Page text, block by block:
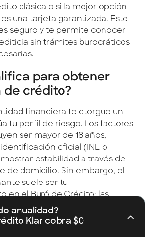
clásica o si la mejor opción
una tarjeta garantizada. Este
seguro y te permite conocer
sin trámites burocráticos
para obtener
de crédito?
financiera te otorgue un
tu perfil de riesgo. Los factores
ser mayor de 18 años,
oficial (INE o
estabilidad a través de
de domicilio. Sin embargo, el
suele ser tu
en el Buró de Crédito; las
tu Score para ver si eres
En Klar, ofrecemos
anualidad?
Klar cobra $0